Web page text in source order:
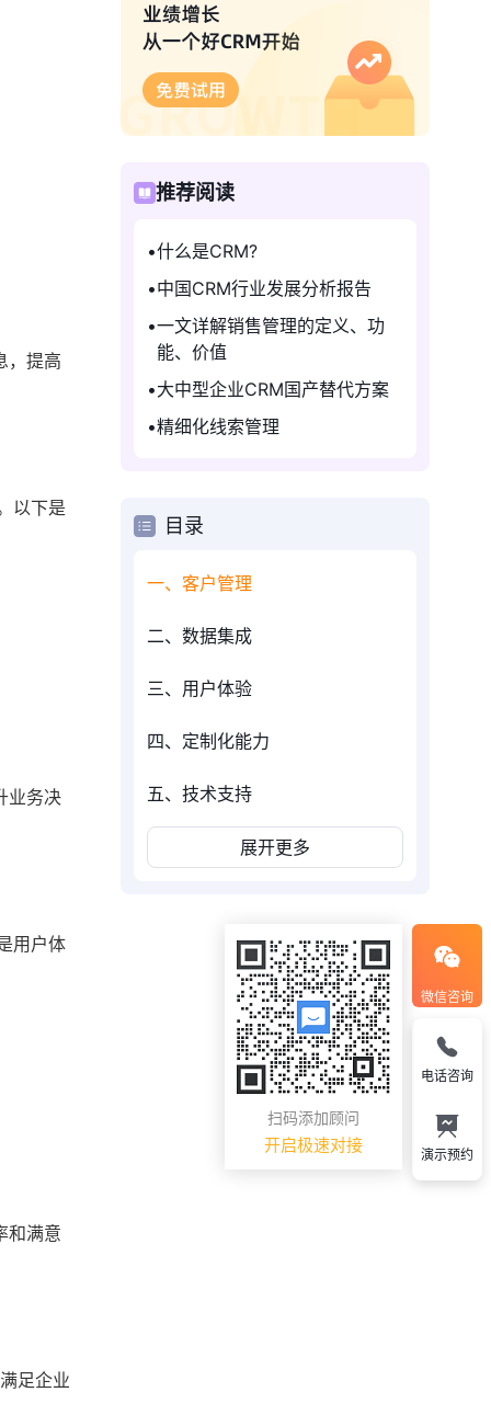
，提高
以下是
业务决
用户体
和满意
足企业
推荐阅读
什么是CRM?
中国CRM行业发展分析报告
一文详解销售管理的定义、功
能、价值
大中型企业CRM国产替代方案
精细化线索管理
目录
一、客户管理
二、数据集成
三、用户体验
四、定制化能力
五、技术支持
展开更多
微信咨询
扫码添加顾问
开启极速对接
电话咨询
演示预约